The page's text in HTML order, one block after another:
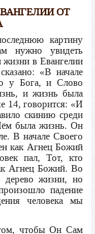
ОТ
картину
нужно увидеть
в Евангелии
сказано: «В начале
у Бога, и Слово
и жизнь была
14, говорится: «И
скинию среди
была жизнь. Он
В начале Своего
как Агнец Божий
пал, Тот, кто
Агнец Божий. Во
жизни, но
падение
человека мы
чтобы Он Сам